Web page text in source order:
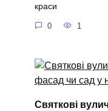
краси
0 1
Святкові